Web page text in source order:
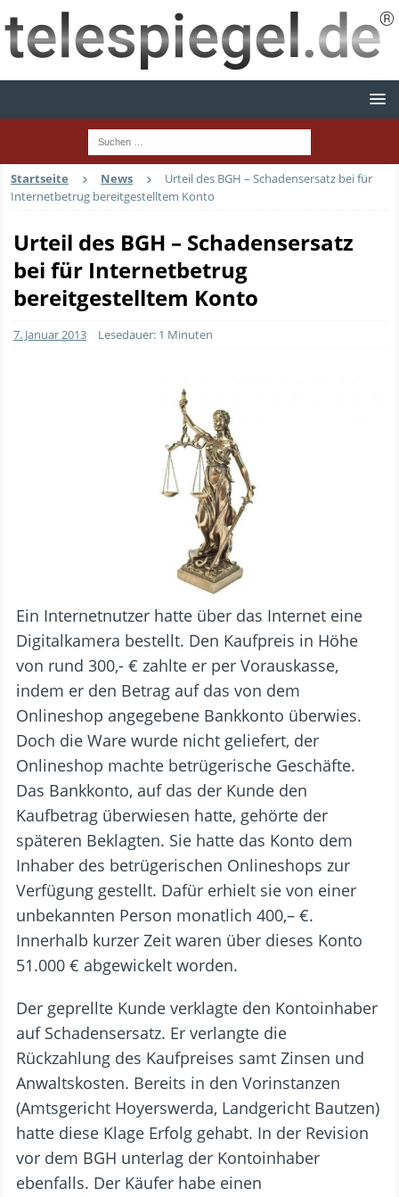
Startseite News
Urteil des BGH – Schadensersatz bei für
Internetbetrug bereitgestelltem Konto
Urteil des BGH – Schadensersatz
bei für Internetbetrug
bereitgestelltem Konto
7. Januar 2013 Lesedauer: 1 Minuten
Ein Internetnutzer hatte über das Internet eine
Digitalkamera bestellt. Den Kaufpreis in Höhe
von rund 300,- € zahlte er per Vorauskasse,
indem er den Betrag auf das von dem
Onlineshop angegebene Bankkonto überwies.
Doch die Ware wurde nicht geliefert, der
Onlineshop machte betrügerische Geschäfte.
Das Bankkonto, auf das der Kunde den
Kaufbetrag überwiesen hatte, gehörte der
späteren Beklagten. Sie hatte das Konto dem
Inhaber des betrügerischen Onlineshops zur
Verfügung gestellt. Dafür erhielt sie von einer
unbekannten Person monatlich 400,– €.
Innerhalb kurzer Zeit waren über dieses Konto
51.000 € abgewickelt worden.
Der geprellte Kunde verklagte den Kontoinhaber
auf Schadensersatz. Er verlangte die
Rückzahlung des Kaufpreises samt Zinsen und
Anwaltskosten. Bereits in den Vorinstanzen
(Amtsgericht Hoyerswerda, Landgericht Bautzen)
hatte diese Klage Erfolg gehabt. In der Revision
vor dem BGH unterlag der Kontoinhaber
ebenfalls. Der Käufer habe einen